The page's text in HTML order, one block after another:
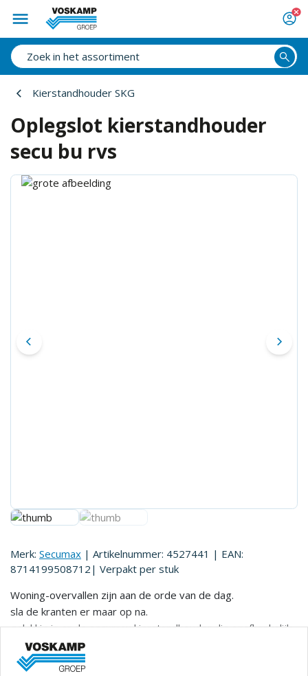
Kierstandhouder SKG
Oplegslot kierstandhouder
secu bu rvs
Merk: Secumax | Artikelnummer: 4527441 | EAN:
8714199508712 | Verpakt per stuk
Woning-overvallen zijn aan de orde van de dag.
sla de kranten er maar op na.
gelukkig is er de secumax kierstandhouder die onafhankelijk
getest en goedgekeurd door skg® voor het politiekeurmerk
veilig wonen®.
Meer informatie